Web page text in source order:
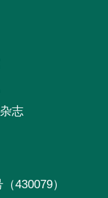
志
430079）